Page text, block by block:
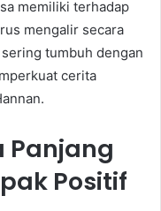
memiliki terhadap
mengalir secara
tumbuh dengan
cerita
Panjang
Positif